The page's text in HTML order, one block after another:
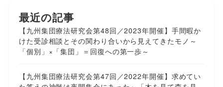
最近の記事
【九州集団療法研究会第48回／2023年開催】手間暇か
けた受診相談とその関わり合いから見えてきたモノ～
「個別」×「集団」＝回復への第一歩～
【九州集団療法研究会第47回／2022年開催】求めてい